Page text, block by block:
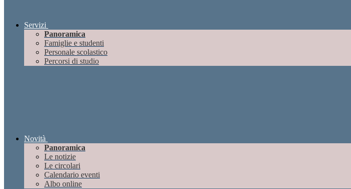
Servizi
Panoramica
Famiglie e studenti
Personale scolastico
Percorsi di studio
Novità
Panoramica
Le notizie
Le circolari
Calendario eventi
Albo online